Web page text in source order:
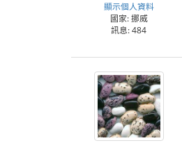
顯示個人資料
國家: 挪威
訊息: 484